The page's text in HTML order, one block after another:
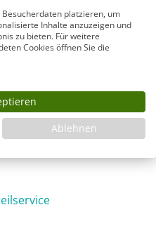
den gewünschten
In den Warenkorb
x-ALR-EK6-GR-x-CR
platzieren, um
Inhalte anzuzeigen und
zu bieten. Für weitere
Cookies öffnen Sie die
Ablehnen